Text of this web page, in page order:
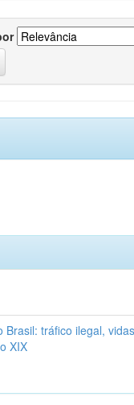
Brasil: tráfico ilegal,
XIX